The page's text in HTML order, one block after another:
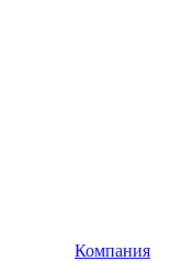
Компания